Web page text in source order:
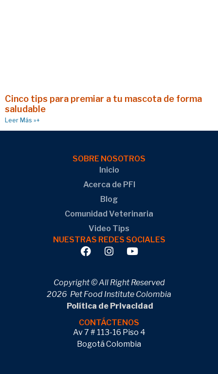
Cinco tips para premiar a tu mascota de forma
saludable
Leer Más »+
SOBRE NOSOTROS
Inicio
Acerca de PFI
Blog
Comunidad Veterinaria
Video Tips
NUESTRAS REDES SOCIALES
Copyright © All Right Reserved
2026 Pet Food Institute Colombia
Política de Privacidad
CONTÁCTENOS
Av 7 # 113-16 Piso 4
Bogotá Colombia